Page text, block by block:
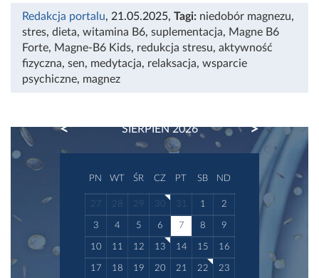
Redakcja portalu, 21.05.2025, Tagi: niedobór magnezu,
stres, dieta, witamina B6, suplementacja, Magne B6
Forte, Magne-B6 Kids, redukcja stresu, aktywność
fizyczna, sen, medytacja, relaksacja, wsparcie
psychiczne, magnez
SIERPIEŃ 2026
PREVIOUS NEXT
PN WT ŚR CZ PT SB ND
27 28 29 30 31 1 2
3 4 5 6 7 8 9
10 11 12 13 14 15 16
17 18 19 20 21 22 23